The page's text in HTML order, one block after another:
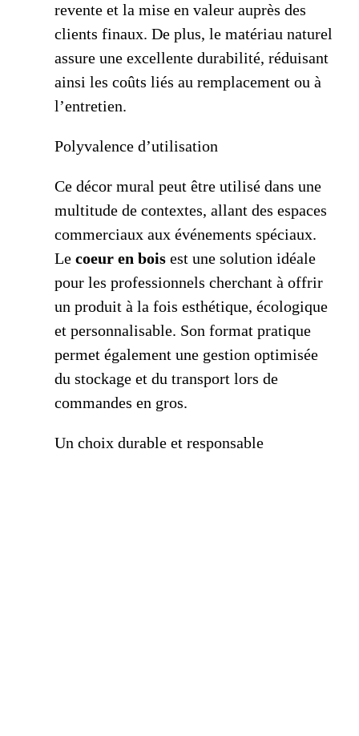
revente et la mise en valeur auprès des
clients finaux. De plus, le matériau naturel
assure une excellente durabilité, réduisant
ainsi les coûts liés au remplacement ou à
l’entretien.
Polyvalence d’utilisation
Ce décor mural peut être utilisé dans une
multitude de contextes, allant des espaces
commerciaux aux événements spéciaux.
Le coeur en bois est une solution idéale
pour les professionnels cherchant à offrir
un produit à la fois esthétique, écologique
et personnalisable. Son format pratique
permet également une gestion optimisée
du stockage et du transport lors de
commandes en gros.
Un choix durable et responsable